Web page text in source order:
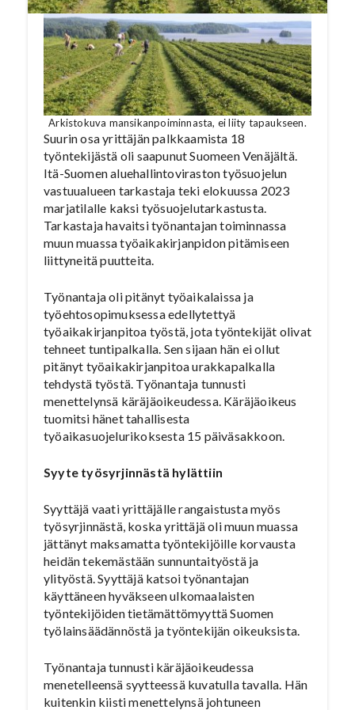
Arkistokuva mansikanpoiminnasta, ei liity tapaukseen.
Suurin osa yrittäjän palkkaamista 18
työntekijästä oli saapunut Suomeen Venäjältä.
Itä-Suomen aluehallintoviraston työsuojelun
vastuualueen tarkastaja teki elokuussa 2023
marjatilalle kaksi työsuojelutarkastusta.
Tarkastaja havaitsi työnantajan toiminnassa
muun muassa työaikakirjanpidon pitämiseen
liittyneitä puutteita.
Työnantaja oli pitänyt työaikalaissa ja
työehtosopimuksessa edellytettyä
työaikakirjanpitoa työstä, jota työntekijät olivat
tehneet tuntipalkalla. Sen sijaan hän ei ollut
pitänyt työaikakirjanpitoa urakkapalkalla
tehdystä työstä. Työnantaja tunnusti
menettelynsä käräjäoikeudessa. Käräjäoikeus
tuomitsi hänet tahallisesta
työaikasuojelurikoksesta 15 päiväsakkoon.
Syyte työsyrjinnästä hylättiin
Syyttäjä vaati yrittäjälle rangaistusta myös
työsyrjinnästä, koska yrittäjä oli muun muassa
jättänyt maksamatta työntekijöille korvausta
heidän tekemästään sunnuntaityöstä ja
ylityöstä. Syyttäjä katsoi työnantajan
käyttäneen hyväkseen ulkomaalaisten
työntekijöiden tietämättömyyttä Suomen
työlainsäädännöstä ja työntekijän oikeuksista.
Työnantaja tunnusti käräjäoikeudessa
menetelleensä syytteessä kuvatulla tavalla. Hän
kuitenkin kiisti menettelynsä johtuneen